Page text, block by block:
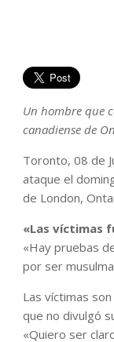
Un hombre que
canadiense de
Toronto, 08 de
ataque el
de London,
«Las víctimas
«Hay pruebas
por ser
Las víctimas
que no divulgó
«Quiero ser